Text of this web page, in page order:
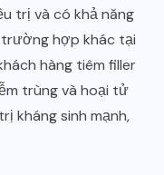
trị và có khả năng
hợp khác tại
hàng tiêm filler
trùng và hoại tử
kháng sinh mạnh,